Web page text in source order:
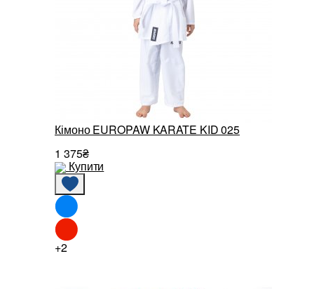
Кімоно EUROPAW KARATE KID 025
1 375₴
Купити
+2